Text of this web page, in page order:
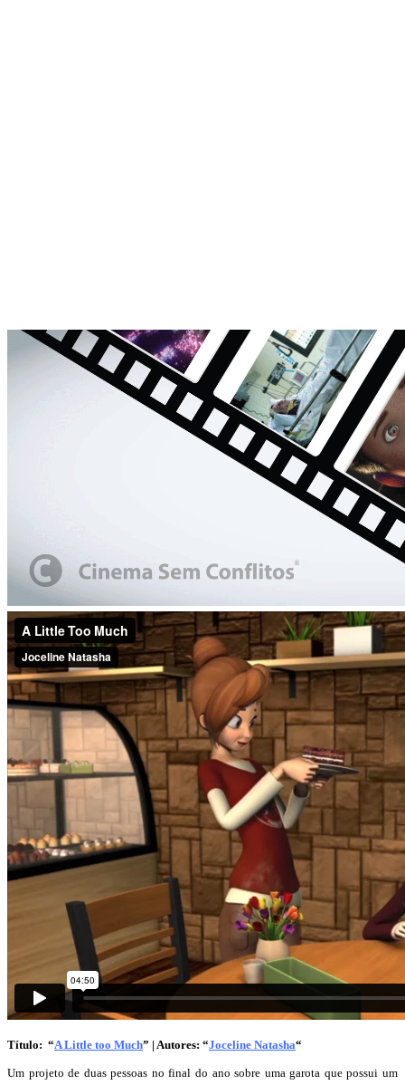
Título: “A Little too Much” | Autores: “Joceline Natasha“
Um projeto de duas pessoas no final do ano sobre uma garota que possui um